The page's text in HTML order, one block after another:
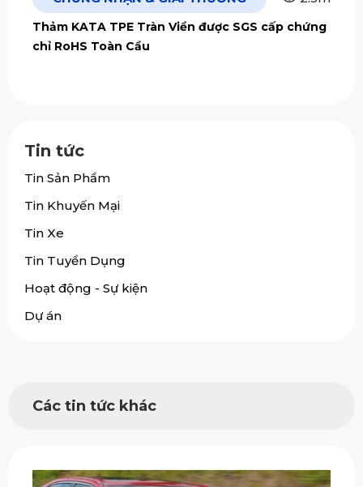
Thảm KATA TPE Tràn Viền được SGS cấp chứng
chỉ RoHS Toàn Cầu
Tin tức
Tin Sản Phẩm
Tin Khuyến Mại
Tin Xe
Tin Tuyển Dụng
Hoạt động - Sự kiện
Dự án
Các tin tức khác